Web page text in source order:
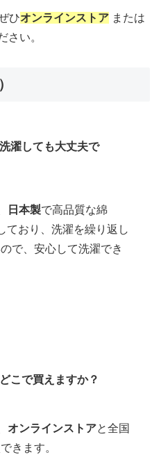
ひオンラインストア または
さい。
濯しても大丈夫で
日本製で高品質な綿
ており、洗濯を繰り返し
で、安心して洗濯でき
こで買えますか？
オンラインストアと全国
きます。